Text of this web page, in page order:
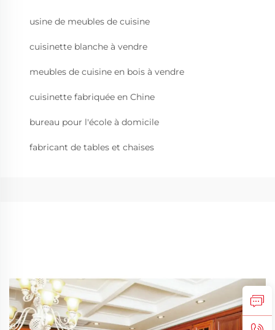
usine de meubles de cuisine
cuisinette blanche à vendre
meubles de cuisine en bois à vendre
cuisinette fabriquée en Chine
bureau pour l'école à domicile
fabricant de tables et chaises